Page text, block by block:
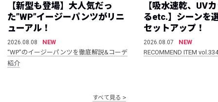
【新型も登場】大人気だっ
た”WP”イージーパンツがリニ
ューアル！
2026.08.08
NEW
“WP”のイージーパンツを徹底解説&コーデ
紹介
【吸水速乾、UV
るetc.】シーンを
セットアップ！
2026.08.07
NEW
RECOMMEND ITEM vol.334
すべて見る